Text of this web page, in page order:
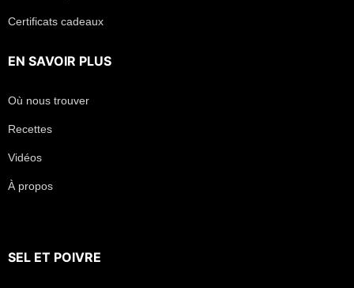
Certificats cadeaux
EN SAVOIR PLUS
Où nous trouver
Recettes
Vidéos
À propos
SEL ET POIVRE